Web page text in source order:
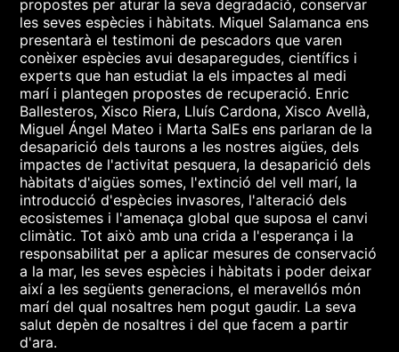
propostes per aturar la seva degradació, conservar
les seves espècies i hàbitats. Miquel Salamanca ens
presentarà el testimoni de pescadors que varen
conèixer espècies avui desaparegudes, científics i
experts que han estudiat la els impactes al medi
marí i plantegen propostes de recuperació. Enric
Ballesteros, Xisco Riera, Lluís Cardona, Xisco Avellà,
Miguel Ángel Mateo i Marta SalEs ens parlaran de la
desaparició dels taurons a les nostres aigües, dels
impactes de l'activitat pesquera, la desaparició dels
hàbitats d'aigües somes, l'extinció del vell marí, la
introducció d'espècies invasores, l'alteració dels
ecosistemes i l'amenaça global que suposa el canvi
climàtic. Tot això amb una crida a l'esperança i la
responsabilitat per a aplicar mesures de conservació
a la mar, les seves espècies i hàbitats i poder deixar
així a les següents generacions, el meravellós món
marí del qual nosaltres hem pogut gaudir. La seva
salut depèn de nosaltres i del que facem a partir
d'ara.